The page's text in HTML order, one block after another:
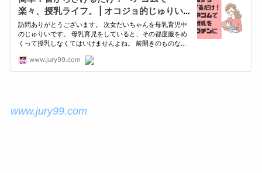
www.jury99.com